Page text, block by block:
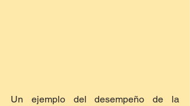
Un ejemplo del desempeño de la